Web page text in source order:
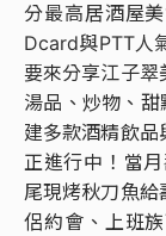
分最高居酒屋
Dcard與PTT人
要來分享江子翠
湯品、炒物、
建多款酒精飲品
正進行中！當
尾現烤秋刀魚
侶約會、上班